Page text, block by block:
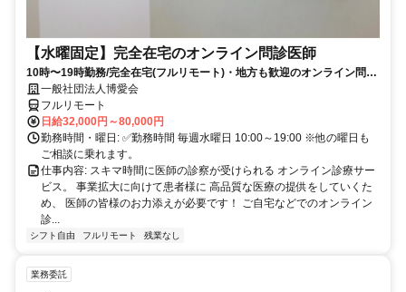
【水曜固定】完全在宅のオンライン問診医師
10時〜19時勤務/完全在宅(フルリモート)・地方も歓迎のオンライン問診
業務一般社団法人博愛会
フルリモート
日給32,000円～80,000円
勤務時間・曜日: ✅勤務時間 毎週水曜日 10:00～19:00 ※他の曜日も
ご相談に乗れます。
仕事内容: スキマ時間に医師の診察が受けられる オンライン診療サー
ビス。 事業拡大に向けて患者様に 高品質な医療の提供をしていくた
め、 医師の皆様のお力添えが必要です！ ご自宅などでのオンライン
診...
シフト自由 フルリモート 残業なし
業務委託